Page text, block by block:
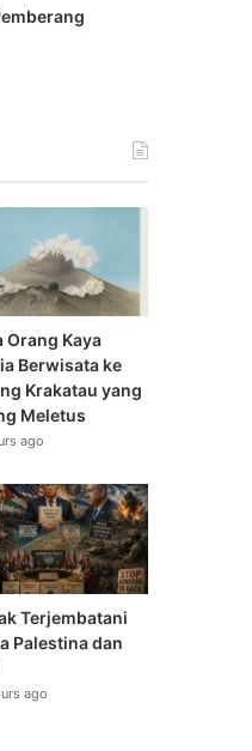
Orang Kaya
Berwisata ke
Krakatau yang
Meletus
ago
Terjembatani
Palestina dan
ago